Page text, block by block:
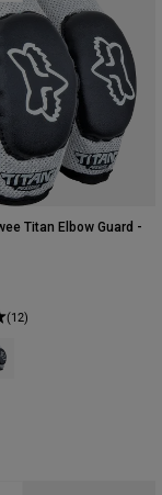
Titan Elbow Guard -
(12)
type of Schwarz/
swatch type of